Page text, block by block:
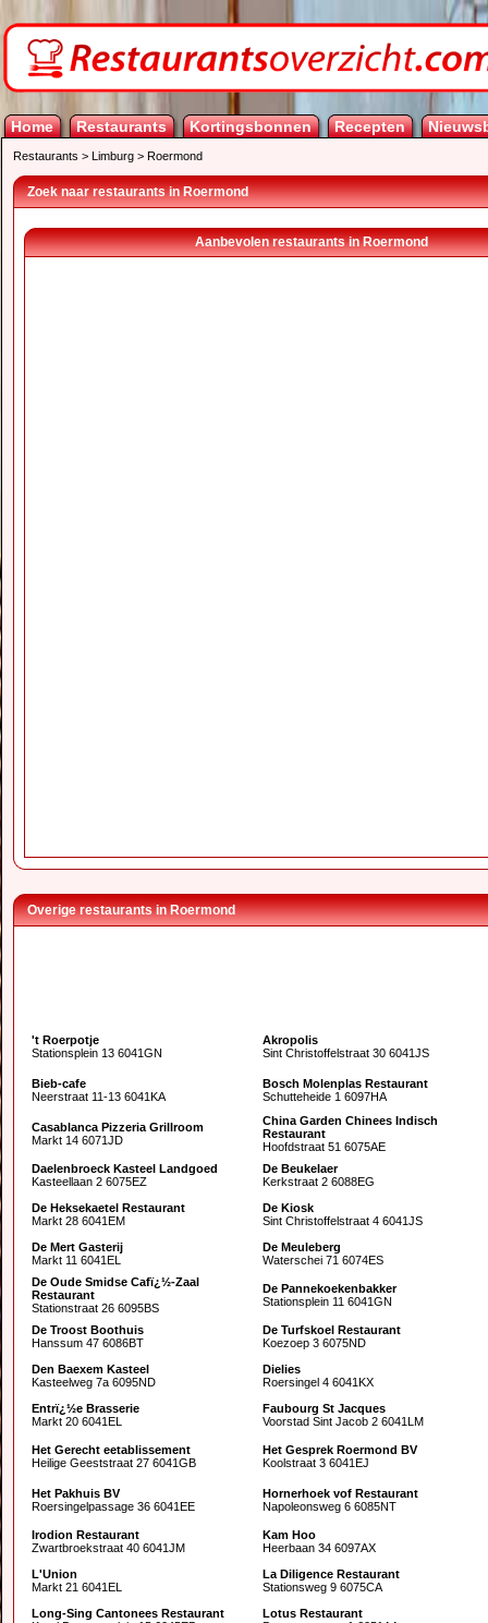
Home Restaurants Kortingsbonnen Recepten
Restaurants > Limburg > Roermond
Zoek naar restaurants in Roermond
Aanbevolen restaurants in Roermond
Overige restaurants in Roermond
't Roerpotje
Stationsplein 13 6041GN
Akropolis
Sint Christoffelstraat 30 6041JS
Bieb-cafe
Neerstraat 11-13 6041KA
Bosch Molenplas Restaurant
Schutteheide 1 6097HA
Casablanca Pizzeria Grillroom
Markt 14 6071JD
China Garden Chinees Indisch
Restaurant
Hoofdstraat 51 6075AE
Daelenbroeck Kasteel Landgoed
Kasteellaan 2 6075EZ
De Beukelaer
Kerkstraat 2 6088EG
De Heksekaetel Restaurant
Markt 28 6041EM
De Kiosk
Sint Christoffelstraat 4 6041JS
De Mert Gasterij
Markt 11 6041EL
De Meuleberg
Waterschei 71 6074ES
De Oude Smidse Cafï¿½-Zaal
Restaurant
Stationstraat 26 6095BS
De Pannekoekenbakker
Stationsplein 11 6041GN
De Troost Boothuis
Hanssum 47 6086BT
De Turfskoel Restaurant
Koezoep 3 6075ND
Den Baexem Kasteel
Kasteelweg 7a 6095ND
Dielies
Roersingel 4 6041KX
Entrï¿½e Brasserie
Markt 20 6041EL
Faubourg St Jacques
Voorstad Sint Jacob 2 6041LM
Het Gerecht eetablissement
Heilige Geeststraat 27 6041GB
Het Gesprek Roermond BV
Koolstraat 3 6041EJ
Het Pakhuis BV
Roersingelpassage 36 6041EE
Hornerhoek vof Restaurant
Napoleonsweg 6 6085NT
Irodion Restaurant
Zwartbroekstraat 40 6041JM
Kam Hoo
Heerbaan 34 6097AX
L'Union
Markt 21 6041EL
La Diligence Restaurant
Stationsweg 9 6075CA
Long-Sing Cantonees Restaurant
Lotus Restaurant